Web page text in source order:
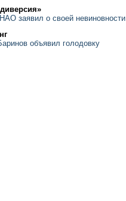
заявил о своей невиновности
объявил голодовку